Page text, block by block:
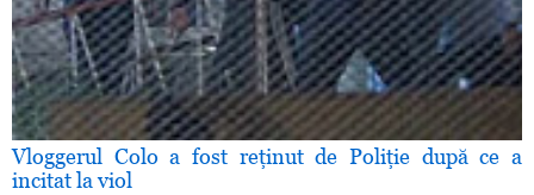
Vloggerul Colo a fost reţinut de Poliţie după ce a
incitat la viol